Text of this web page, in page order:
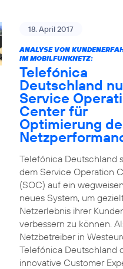
18. April 2017
ANALYSE VON
IM MOBILFUNKNETZ:
Telefónica
Deutschland
Service
Center für
Optimierung
Telefónica Deutschland
dem Service Operation
(SOC) auf ein
neues System, um
Netzerlebnis ihrer
verbessern zu können.
Netzbetreiber in
Telefónica Deutschland
innovative Customer